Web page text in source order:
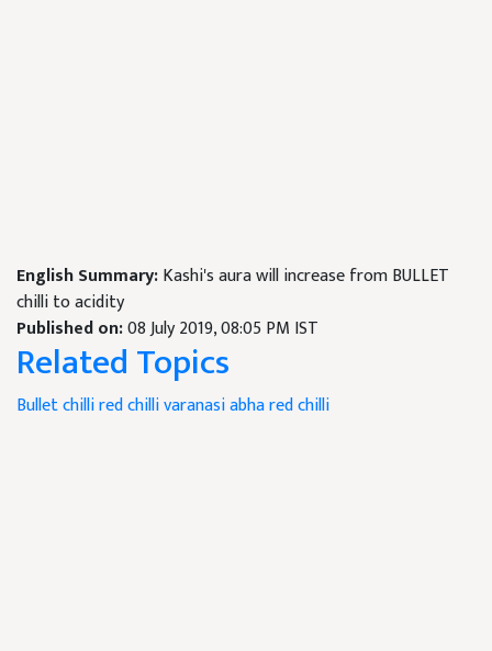
English Summary:Kashi's aura will increase from BULLET
chilli to acidity
Published on:08 July 2019, 08:05 PM IST
Related Topics
Bullet chillired chillivaranasi abha red chilli